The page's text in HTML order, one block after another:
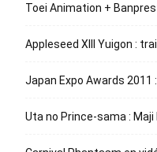
Toei Animation +
Appleseed XIII Yuigon :
Japan Expo Awards 2011
Uta no Prince-sama : Maji